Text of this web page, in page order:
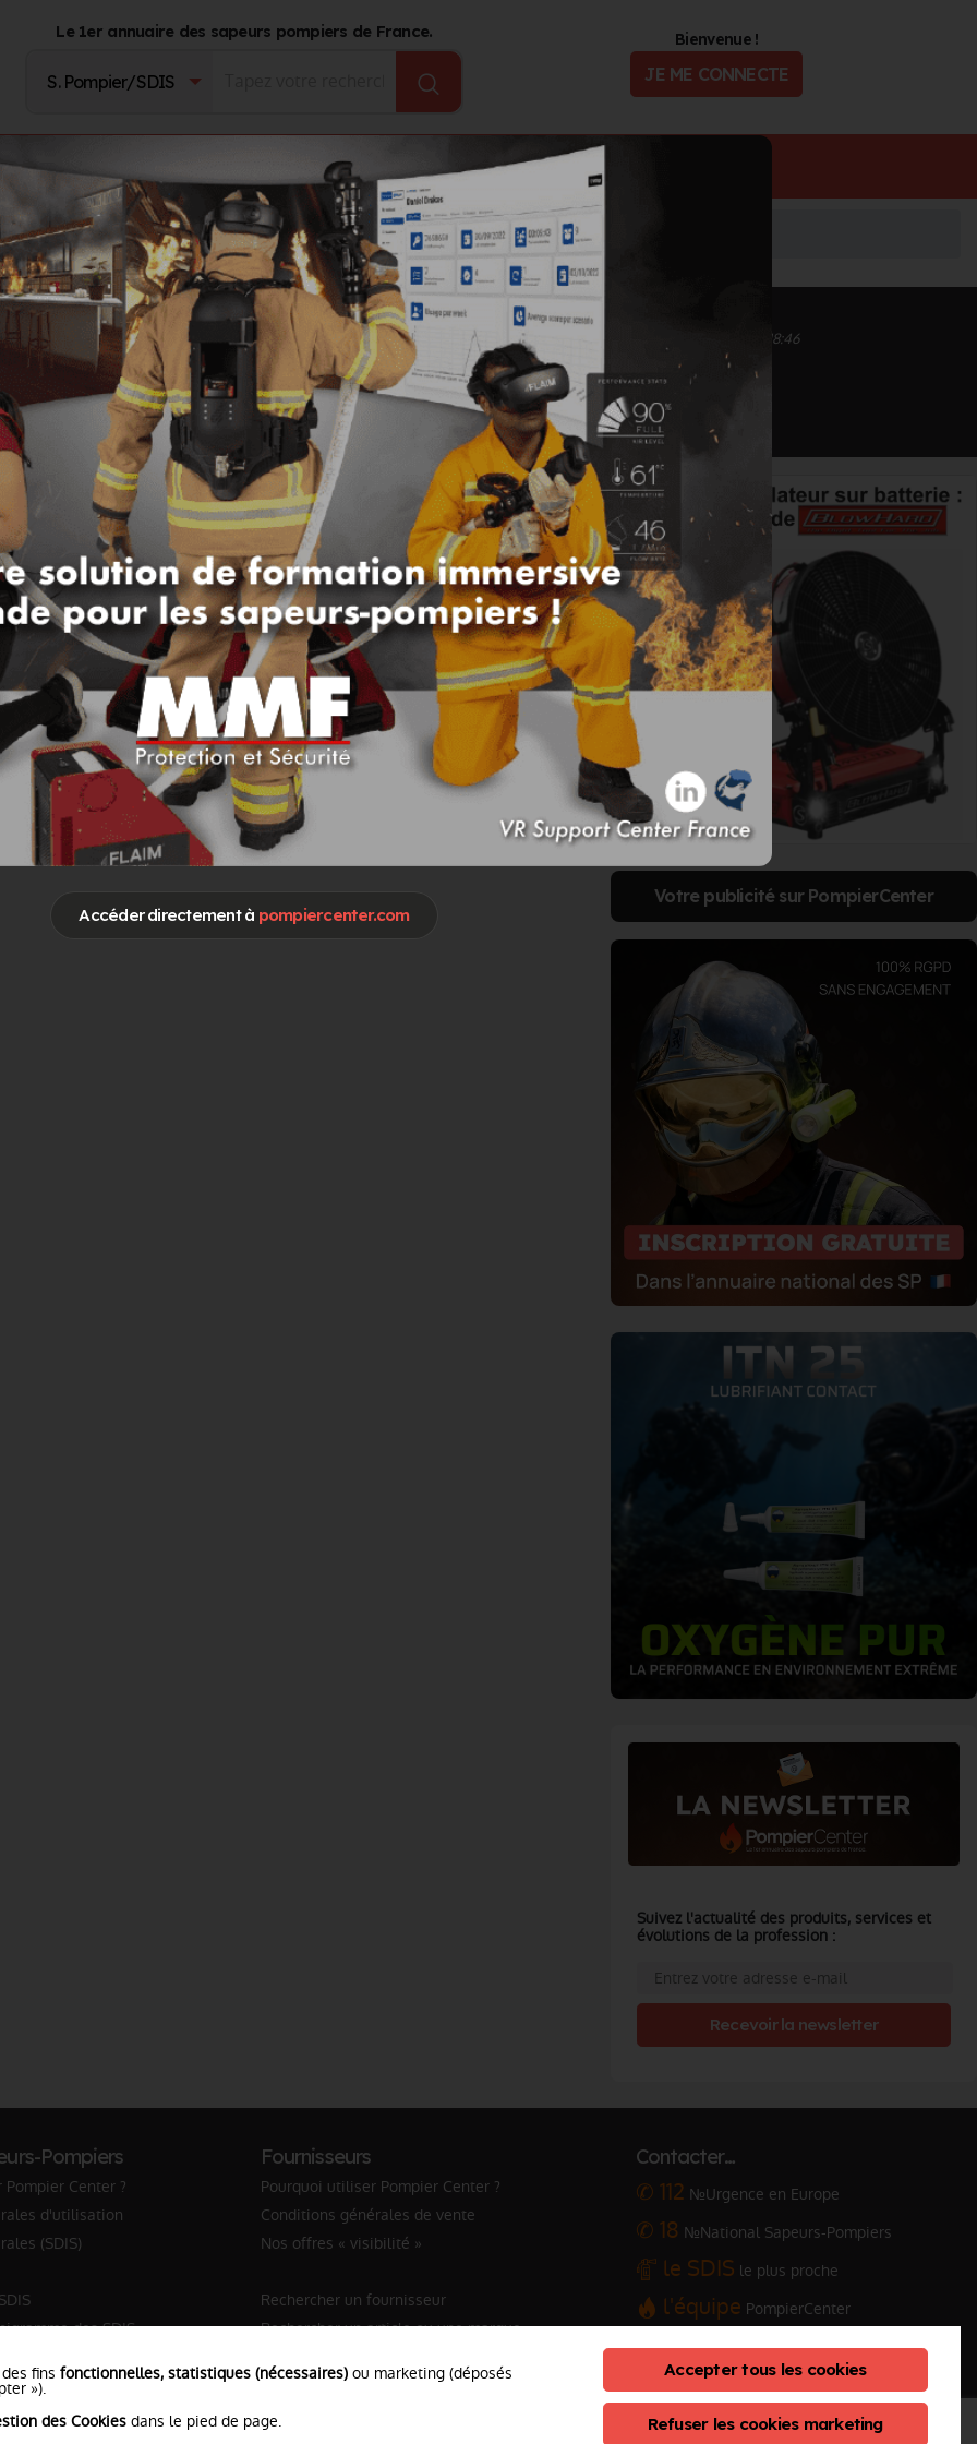
Accéder directement à pompiercenter.com
Le 1er annuaire des sapeurs pompiers de France. Bienvenue !
JE ME CONNECTE
Catalogue Produits Journal d'actualité
Inscrit depuis le 13/09/2020 à 17:35
Informations mises à jour le 01/10/2020 à 18:46
publicité sur
Pompier Center
Votre publicité sur PompierCenter
Suivez l'actualité des produits, services et
évolutions de la profession :
Recevoir la newsletter
Pompiers
Center ?
d'utilisation
(SDIS)
des SDIS
Fournisseurs
Pourquoi utiliser Pompier Center ?
Conditions générales de vente
Nos offres « visibilité »
Rechercher un fournisseur
Rechercher un article ou une marque
Contacter…
✆ 112 №Urgence en Europe
✆ 18 №National Sapeurs-Pompiers
le SDIS le plus proche
l'équipe PompierCenter
fins fonctionnelles, statistiques (nécessaires) ou marketing (déposés
»).
des Cookies dans le pied de page.
Accepter tous les cookies
Refuser les cookies marketing